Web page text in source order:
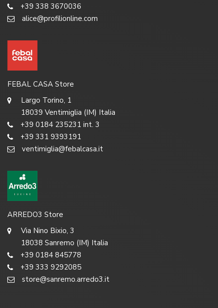
+39 338 3670036
alice@profilionline.com
FEBAL CASA Store
Largo Torino, 1
18039 Ventimiglia (IM) Italia
+39 0184 235231 int. 3
+39 331 9393191
ventimiglia@febalcasa.it
ARREDO3 Store
Via Nino Bixio, 3
18038 Sanremo (IM) Italia
+39 0184 845778
+39 333 9292085
store@sanremo.arredo3.it